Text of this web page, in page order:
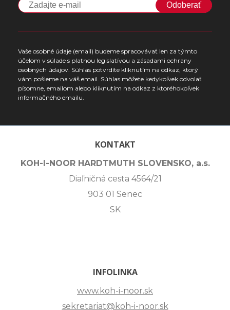
Odoberať
Vaše osobné údaje (email) budeme spracovávať len za týmto
účelom v súlade s platnou legislatívou a zásadami ochrany
osobných údajov. Súhlas potvrdíte kliknutím na odkaz, ktorý
vám pošleme na váš email. Súhlas môžete kedykoľvek odvolať
písomne, emailom alebo kliknutím na odkaz z ktoréhokoľvek
informačného emailu.
KONTAKT
KOH-I-NOOR HARDTMUTH SLOVENSKO, a.s.
Diaľničná cesta 4564/21
903 01 Senec
SK
INFOLINKA
www.koh-i-noor.sk
sekretariat@koh-i-noor.sk